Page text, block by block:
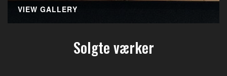
VIEW GALLERY
Solgte værker